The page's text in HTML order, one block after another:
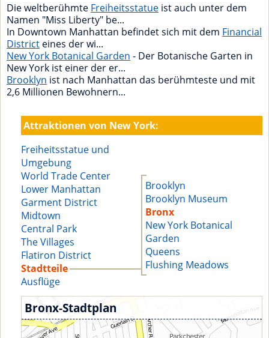
Die weltberühmte Freiheitsstatue ist auch unter dem
Namen "Miss Liberty" be...
In Downtown Manhattan befindet sich mit dem Financial
District eines der wi...
New York Botanical Garden - Der Botanische Garten in
New York ist einer der er...
Brooklyn ist nach Manhattan das berühmteste und mit
2,6 Millionen Bewohnern...
Attraktionen von New York:
Freiheitsstatue und
Umgebung
World Trade Center
Lower Manhattan
Garment District
Midtown
Central Park
The Villages
Flatiron District
Stadtteile
Ausflüge
Brooklyn
Brooklyn Museum
Bronx
New York Botanical
Garden
Queens
Flushing Meadows
Bronx-Stadtplan